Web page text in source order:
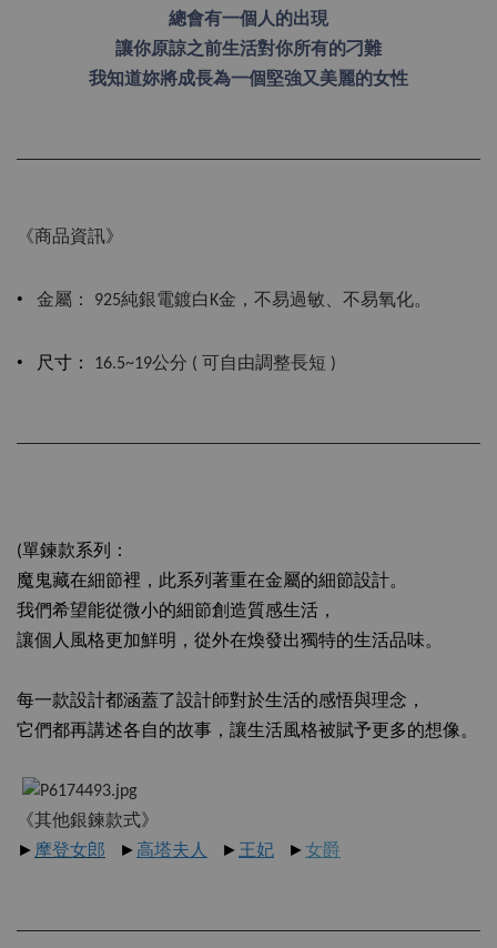
總會有一個人的出現
讓你原諒之前生活對你所有的刁難
我知道妳將成長為一個堅強又美麗的女性
《商品資訊》
• 金屬： 925純銀電鍍白K金，不易過敏、不易氧化。
• 尺寸： 16.5~19公分 ( 可自由調整長短 )
(單鍊款系列：
魔鬼藏在細節裡，此系列著重在金屬的細節設計。
我們希望能從微小的細節創造質感生活，
讓個人風格更加鮮明，從外在煥發出獨特的生活品味。
每一款設計都涵蓋了設計師對於生活的感悟與理念，
它們都再講述各自的故事，讓生活風格被賦予更多的想像。
《其他銀鍊款式》
► 摩登女郎 ► 高塔夫人 ► 王妃 ► 女爵